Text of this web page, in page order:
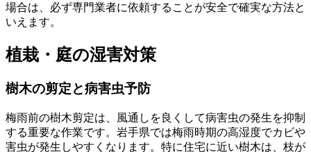
場合は、必ず専門業者に依頼することが安全で確実な方法と
いえます。
植栽・庭の湿害対策
樹木の剪定と病害虫予防
梅雨前の樹木剪定は、風通しを良くして病害虫の発生を抑制
する重要な作業です。岩手県では梅雨時期の高湿度でカビや
害虫が発生しやすくなります。特に住宅に近い樹木は、枝が